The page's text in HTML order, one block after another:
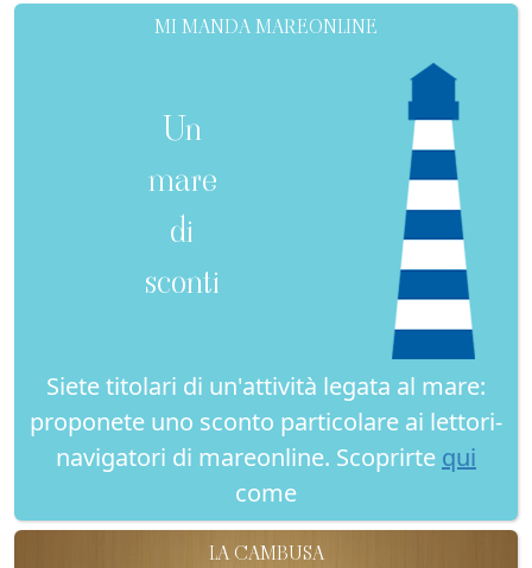
MI MANDA MAREONLINE
Un
mare
di
sconti
Siete titolari di un'attività legata al mare:
proponete uno sconto particolare ai lettori-
navigatori di mareonline. Scoprirte qui
come
LA CAMBUSA